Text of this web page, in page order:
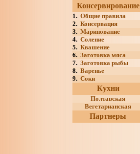
Консервирование
1. Общие правила
2. Консервация
3. Маринование
4. Соление
5. Квашение
6. Заготовка мяса
7. Заготовка рыбы
8. Варенье
9. Соки
Кухни
Полтавская
Вегетарианская
Партнеры